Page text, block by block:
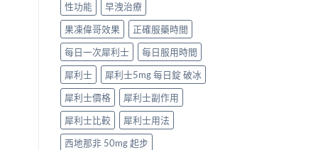
性功能
早洩治療
果凍偉哥效果
正確服藥時間
每日一次犀利士
每日服用時間
犀利士
犀利士5mg 每日錠 破冰
犀利士價格
犀利士副作用
犀利士比較
犀利士用法
西地那非 50mg 起步